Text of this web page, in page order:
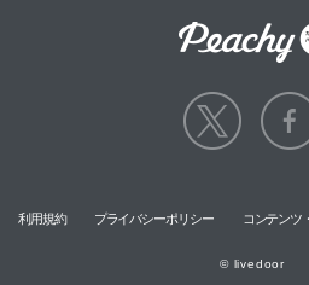
利用規約 プライバシーポリシー コンテンツ
© livedoor